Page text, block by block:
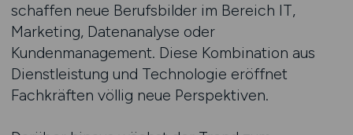
schaffen neue Berufsbilder im Bereich IT,
Marketing, Datenanalyse oder
Kundenmanagement. Diese Kombination aus
Dienstleistung und Technologie eröffnet
Fachkräften völlig neue Perspektiven.